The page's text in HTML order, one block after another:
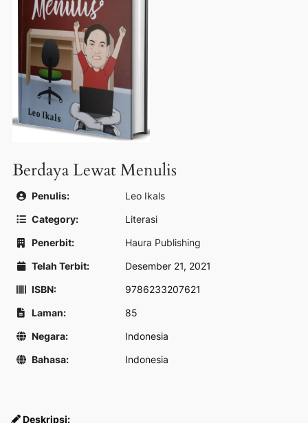
Berdaya Lewat Menulis
Penulis:
Leo Ikals
Category:
Literasi
Penerbit:
Haura Publishing
Telah Terbit:
Desember 21, 2021
ISBN:
9786233207621
Laman:
85
Negara:
Indonesia
Bahasa:
Indonesia
Deskripsi: